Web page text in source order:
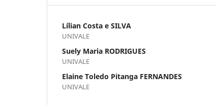
Lílian Costa e SILVA
UNIVALE
Suely Maria RODRIGUES
UNIVALE
Elaine Toledo Pitanga FERNANDES
UNIVALE